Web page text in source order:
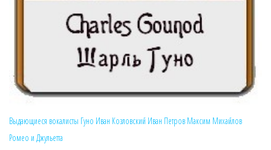
Выдающиеся вокалисты Гуно Иван Козловский Иван Петров Максим Михайлов
Ромео и Джульетта